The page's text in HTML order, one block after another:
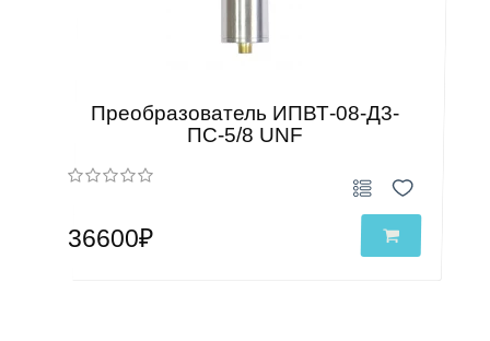
Преобразователь ИПВТ-08-Д3-
ПС-5/8 UNF
36600₽